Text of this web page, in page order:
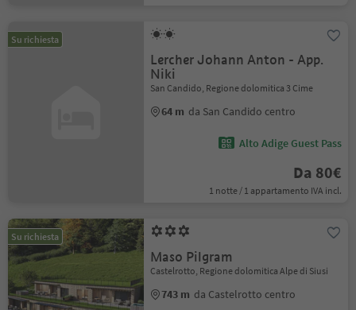
Su richiesta
Lercher Johann Anton - App.
Niki
San Candido, Regione dolomitica 3 Cime
64 m da San Candido centro
Alto Adige Guest Pass
Da 80€
1 notte / 1 appartamento IVA incl.
Su richiesta
Maso Pilgram
Castelrotto, Regione dolomitica Alpe di Siusi
743 m da Castelrotto centro